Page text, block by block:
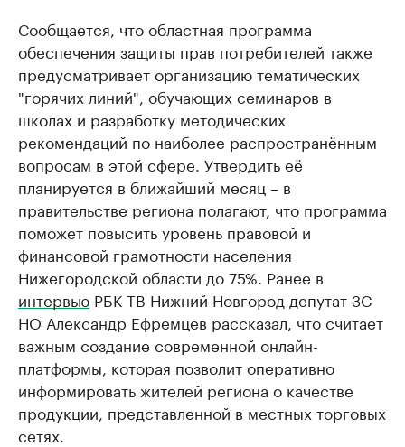
Сообщается, что областная программа
обеспечения защиты прав потребителей также
предусматривает организацию тематических
"горячих линий", обучающих семинаров в
школах и разработку методических
рекомендаций по наиболее распространённым
вопросам в этой сфере. Утвердить её
планируется в ближайший месяц – в
правительстве региона полагают, что программа
поможет повысить уровень правовой и
финансовой грамотности населения
Нижегородской области до 75%. Ранее в
интервью РБК ТВ Нижний Новгород депутат ЗС
НО Александр Ефремцев рассказал, что считает
важным создание современной онлайн-
платформы, которая позволит оперативно
информировать жителей региона о качестве
продукции, представленной в местных торговых
сетях.